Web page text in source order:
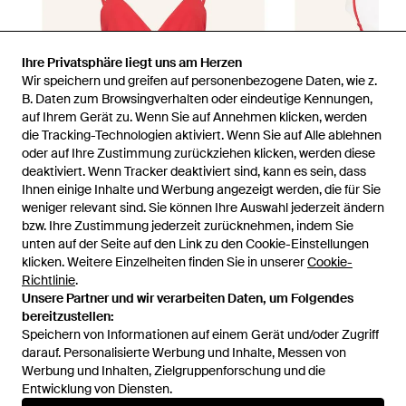
Ihre Privatsphäre liegt uns am Herzen
Wir speichern und greifen auf personenbezogene Daten, wie z.
B. Daten zum Browsingverhalten oder eindeutige Kennungen,
auf Ihrem Gerät zu. Wenn Sie auf Annehmen klicken, werden
die Tracking-Technologien aktiviert. Wenn Sie auf Alle ablehnen
oder auf Ihre Zustimmung zurückziehen klicken, werden diese
deaktiviert. Wenn Tracker deaktiviert sind, kann es sein, dass
Ihnen einige Inhalte und Werbung angezeigt werden, die für Sie
weniger relevant sind. Sie können Ihre Auswahl jederzeit ändern
bzw. Ihre Zustimmung jederzeit zurücknehmen, indem Sie
unten auf der Seite auf den Link zu den Cookie-Einstellungen
klicken. Weitere Einzelheiten finden Sie in unsererCookie-
Richtlinie.
Unsere Partner und wir verarbeiten Daten, um Folgendes
bereitzustellen:
Speichern von Informationen auf einem Gerät und/oder Zugriff
darauf. Personalisierte Werbung und Inhalte, Messen von
Werbung und Inhalten, Zielgruppenforschung und die
Entwicklung von Diensten.
4
Zuvor verkauft bei: